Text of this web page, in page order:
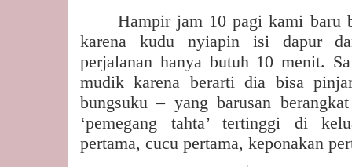
Hampir jam 10 pagi kami baru
karena kudu nyiapin isi dapur
perjalanan hanya butuh 10 menit.
mudik karena berarti dia bisa
bungsuku – yang barusan
‘pemegang tahta’ tertinggi di
pertama, cucu pertama, keponakan